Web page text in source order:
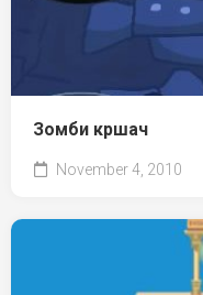
Зомби кршач
November 4, 2010